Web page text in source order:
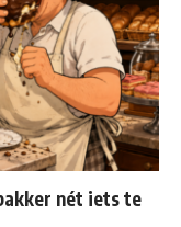
nét iets te